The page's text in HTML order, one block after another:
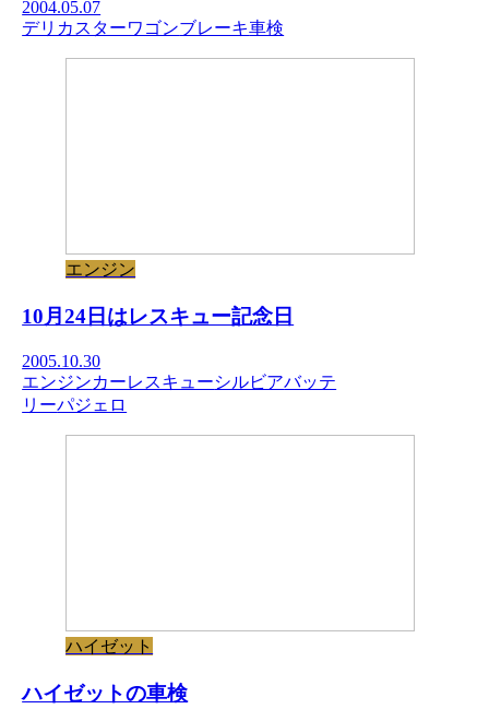
2004.05.07
デリカスターワゴンブレーキ車検
エンジン
10月24日はレスキュー記念日
2005.10.30
エンジンカーレスキューシルビアバッテ
リーパジェロ
ハイゼット
ハイゼットの車検